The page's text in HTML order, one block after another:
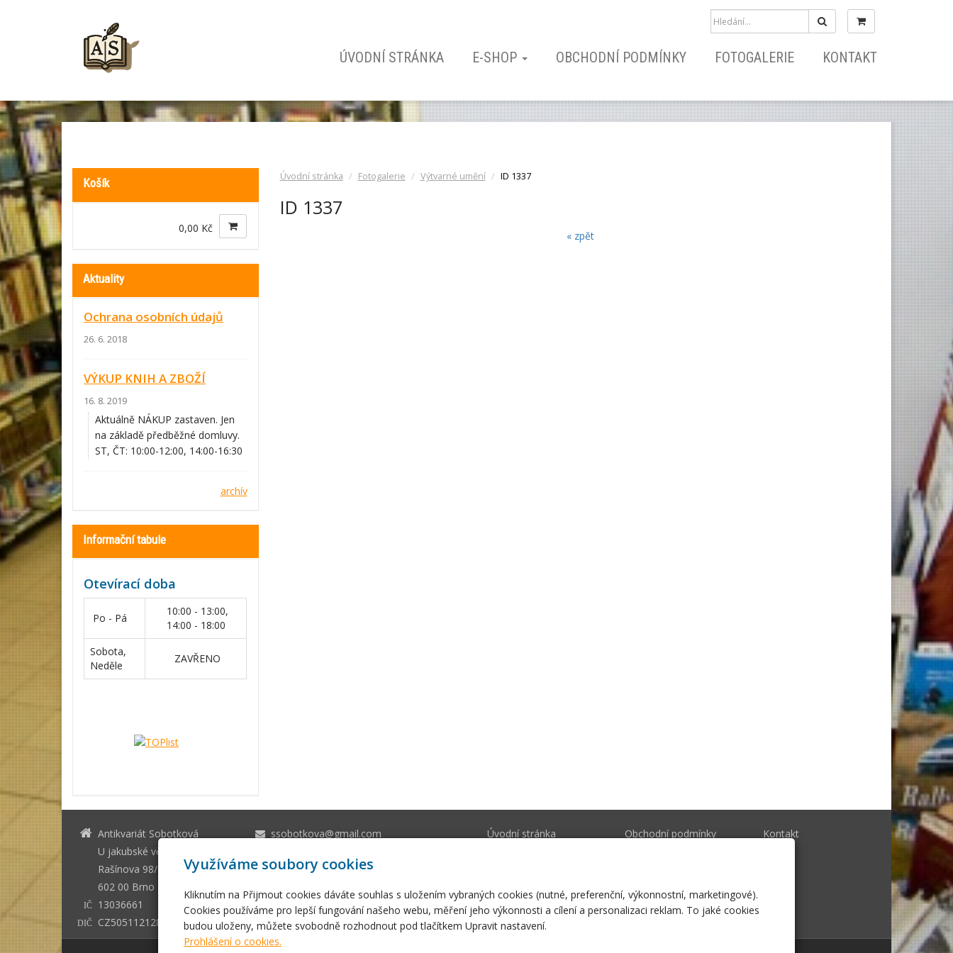
ÚVODNÍ STRÁNKA E-SHOP OBCHODNÍ PODMÍNKY FOTOGALERIE KONTAKT
Úvodní stránka Fotogalerie Výtvarné umění ID 1337
ID 1337
« zpět
Košík
0,00 Kč
Aktuality
Ochrana osobních údajů
26. 6. 2018
VÝKUP KNIH A ZBOŽÍ
16. 8. 2019
Aktuálně NÁKUP zastaven. Jen
na základě předběžné domluvy.
ST, ČT: 10:00-12:00, 14:00-16:30
archív
Informační tabule
Otevírací doba
Po - Pá
10:00 - 13:00,
14:00 - 18:00
Sobota,
Neděle
ZAVŘENO
Antikvariát Sobotková
U jakubské věže Brno
Rašínova 98/1
602 00 Brno - město
IČ 13036661
DIČ CZ505112128
ssobotkova@gmail.com
Úvodní stránka
Obchodní podmínky
Kontakt
Využíváme soubory cookies
Kliknutím na Přijmout cookies dáváte souhlas s uložením vybraných cookies (nutné, preferenční, výkonnostní, marketingové).
Cookies používáme pro lepší fungování našeho webu, měření jeho výkonnosti a cílení a personalizaci reklam. To jaké cookies
budou uloženy, můžete svobodně rozhodnout pod tlačítkem Upravit nastavení.
Prohlášení o cookies.